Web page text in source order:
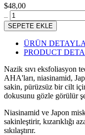
$48,00
SEPETE EKLE
ÜRÜN
PRODUCT
Nazik sıvı eksfoliasyon
AHA'ları, niasinamid,
sakin, pürüzsüz bir cilt
dokusunu gözle görülür
Niasinamid ve Japon
sakinleştirir, kızarıklığı
sıkılaştırır.